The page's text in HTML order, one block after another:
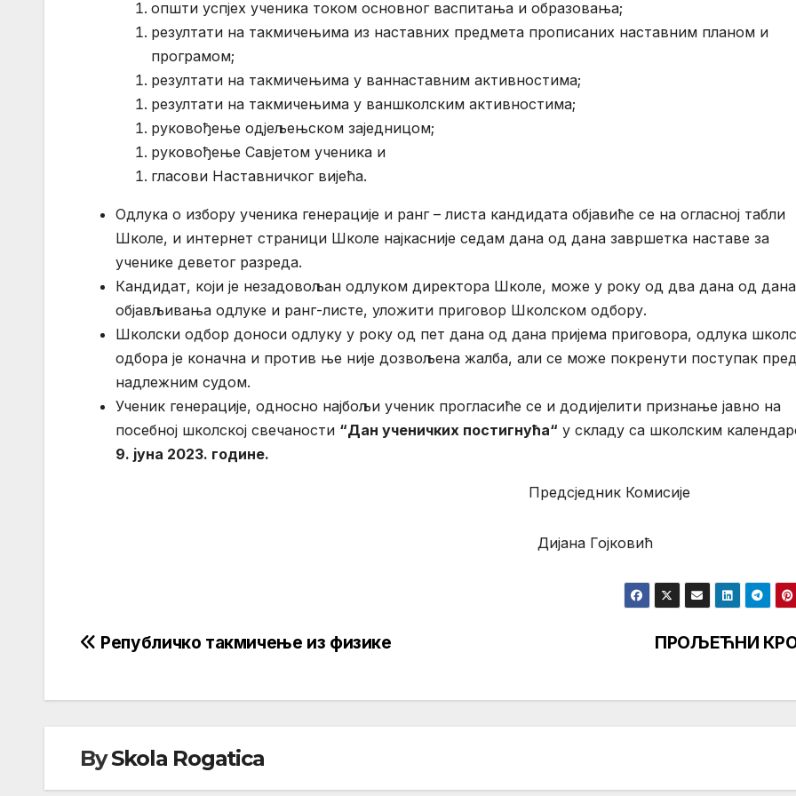
општи успјех ученика током основног васпитања и образовања;
резултати на такмичењима из наставних предмета прописаних наставним планом и
програмом;
резултати на такмичењима у ваннаставним активностима;
резултати на такмичењима у ваншколским активностима;
руковођење одјељењском заједницом;
руковођење Савјетом ученика и
гласови Наставничког вијећа.
Одлука о избору ученика генерације и ранг – листа кандидата објавиће се на огласној табли
Школе, и интернет стрaници Школе најкасније седам дана од дана завршетка наставе за
ученике деветог разреда.
Кандидат, који је незадовољан одлуком директора Школе, може у року од два дана од дана
објављивања одлуке и ранг-листе, уложити приговор Школском одбору.
Школски одбор доноси одлуку у року од пет дана од дана пријема приговора, одлука
одбора је коначна и против ње није дозвољена жалба, али се може покренути поступак
надлежним судом.
Ученик генерације, односно најбољи ученик прогласиће се и додијелити признање јавно на
посебној школској свечаности “Дан ученичких постигнућа“ у складу са школским
9. јуна 2023. године.
Предсједник Комисије
Дијана Гојковић
Кретање
ПРОЉЕЋНИ
Републичко такмичење из физике
BySkola Rogatica